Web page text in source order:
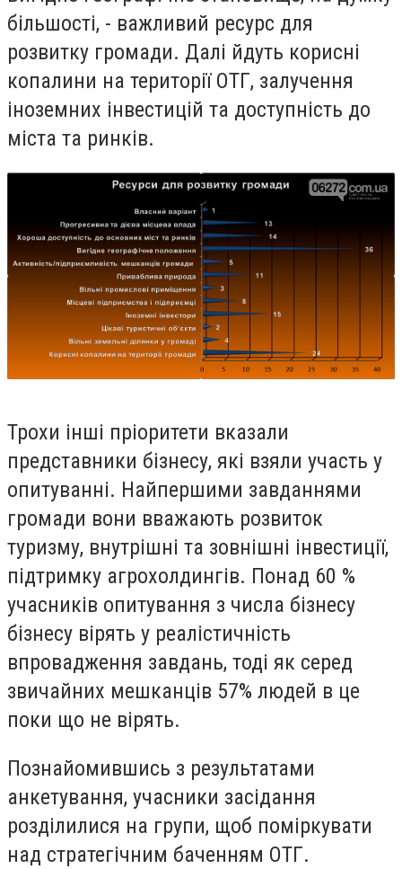
більшості, - важливий ресурс для
розвитку громади. Далі йдуть корисні
копалини на території ОТГ, залучення
іноземних інвестицій та доступність до
міста та ринків.
Трохи інші пріоритети вказали
представники бізнесу, які взяли участь у
опитуванні. Найпершими завданнями
громади вони вважають розвиток
туризму, внутрішні та зовнішні інвестиції,
підтримку агрохолдингів. Понад 60 %
учасників опитування з числа бізнесу
бізнесу вірять у реалістичність
впровадження завдань, тоді як серед
звичайних мешканців 57% людей в це
поки що не вірять.
Познайомившись з результатами
анкетування, учасники засідання
розділилися на групи, щоб поміркувати
над стратегічним баченням ОТГ.